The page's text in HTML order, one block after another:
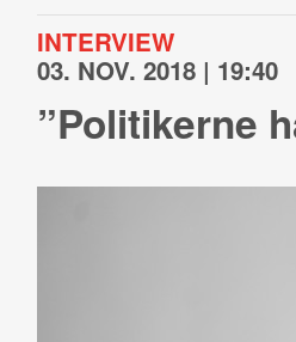
INTERVIEW
03. NOV. 2018 | 19:40
”Politikerne